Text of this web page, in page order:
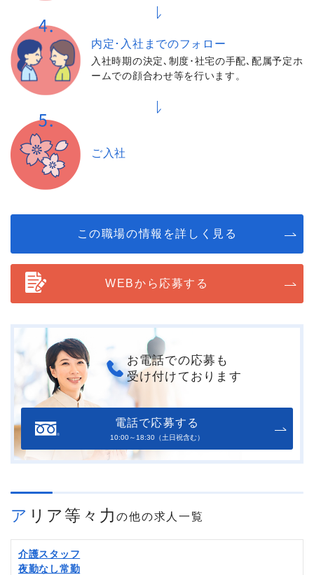
内定･入社までのフォロー
入社時期の決定､制度･社宅の手配､配属予定ホ
ームでの顔合わせ等を行います。
ご入社
この職場の情報を詳しく見る
WEBから応募する
お電話での応募も
受け付けております
電話で応募する
10:00～18:30（土日祝含む）
アリア等々力の他の求人一覧
介護スタッフ
夜勤なし常勤